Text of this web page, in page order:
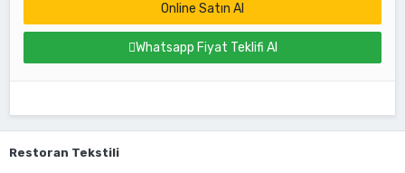
Online Satın Al
Whatsapp Fiyat Teklifi Al
Restoran Tekstili